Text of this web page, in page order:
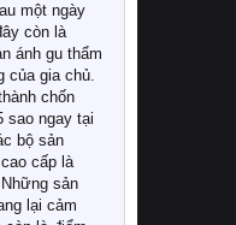
một ngày
còn là
ánh gu thẩm
của gia chủ.
chốn
sao ngay tại
bộ sản
cấp là
sản
lại cảm